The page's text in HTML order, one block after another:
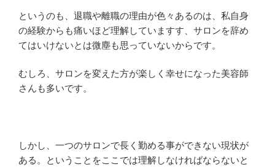
というのも、退職や離職の理由が色々あるのは、私自身
の経験からも痛いほど理解していますす、サロンを辞め
てはいけないとは微塵も思っていないからです。
むしろ、サロンを変えた方が楽しく幸せになった美容師
さんも多いです。
しかし、一つのサロンで長く勤める事ができない現状が
ある。ということをここでは理解しなければならないと